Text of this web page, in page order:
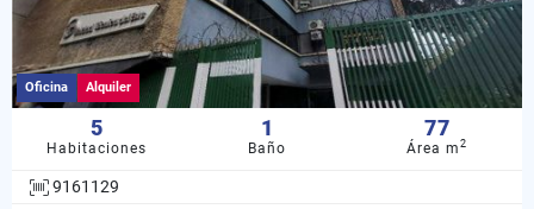
Oficina Alquiler
5
Habitaciones
1
Baño
77
Área m2
9161129